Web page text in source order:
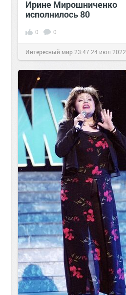
Ирине Мирошниченко
исполнилось 80
0 0
Интересный мир 23:47 24 июл 2022